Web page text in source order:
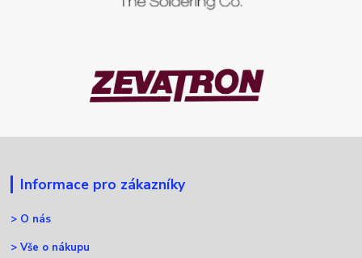
Informace pro zákazníky
> O nás
>Vše o nákupu